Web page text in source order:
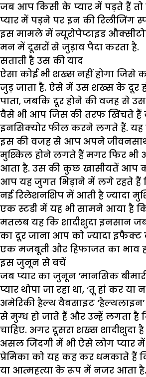
जब आप किसी के प्यार में पड़ते हैं तो
प्यार में पड़ने पर इन की रिलीजिंग
इस मामले में न्यूरोपेप्टाइड
मन में दूसरों से जुड़ाव पैदा करता है.
सताती है उस की याद
ऐसा कोई भी शख्स नहीं होगा जिसे
जुड़ जाता है. ऐसे में उस शख्स के दूर
पाता, जबकि दूर होने की वजह से
वैसे भी आप जिस की तरफ खिंचते हैं
इनसिक्योर फील करने लगते हैं. यह
इस की वजह से आप अपने
मुश्किल होने लगते हैं मगर फिर भी
आता है. उस की कुछ खासीयतें आप को
आप यह जुगत भिड़ाने में लगे रहते हैं
नई रिलेशनशिप में आती है ज्यादा
एक स्टडी में यह भी सामने आया है
मतलब यह कि शादीशुदा इनसान
का दूर जाना आप को ज्यादा इफैक्ट
एक मजबूती और हिफाजत का भाव
इस जुनून से बचें
जब प्यार का जुनून ‘मानसिक
प्यार थोपा जा रहा था, ‘तू हां कर
अमेरिकी हैल्थ वैबसाइट
से मुग्ध हो जाते हैं और उन्हें लगता
चाहिए. अगर दूसरा शख्स शादीशुदा
असल जिंदगी में भी ऐसे लोग प्यार
प्रेमिका को यह कह कर धमकाते हैं
या आत्महत्या के रूप में नजर आता